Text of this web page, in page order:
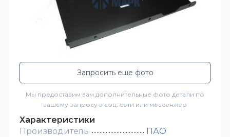
Запросить еще фото
Мы предоставим вам дополнительные фото детали по
вашему запросу в соц. сети или мессенжер
Характеристики
Производитель
ПАО